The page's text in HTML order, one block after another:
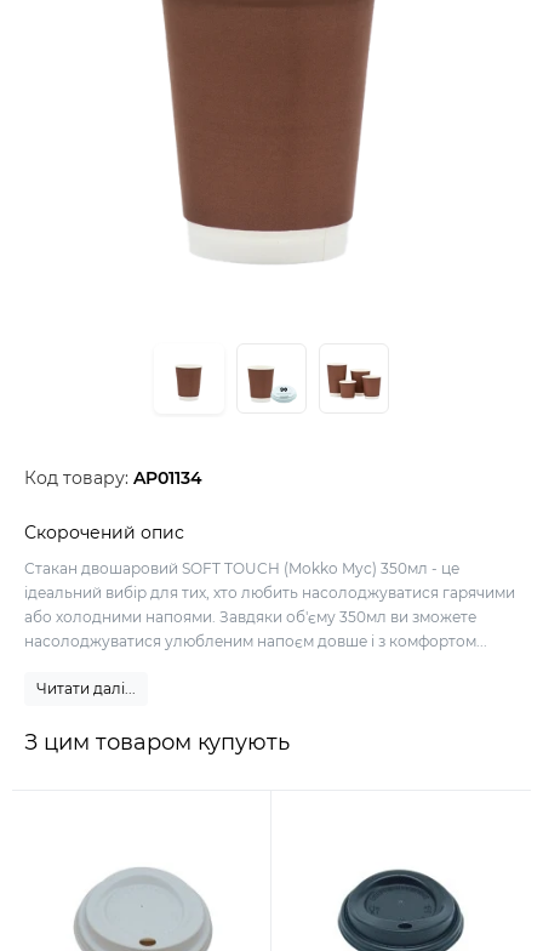
Код товару: AP01134
Скорочений опис
Стакан двошаровий SOFT TOUCH (Mokko Myc) 350мл - це
ідеальний вибір для тих, хто любить насолоджуватися гарячими
або холодними напоями. Завдяки об'єму 350мл ви зможете
насолоджуватися улюбленим напоєм довше і з комфортом...
Читати далі...
З цим товаром купують